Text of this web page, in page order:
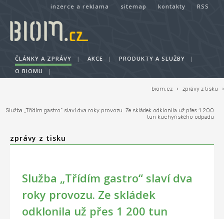
inzerce a reklama sitemap kontakty RSS
ČLÁNKY A ZPRÁVY | AKCE | PRODUKTY A SLUŽBY
|
O BIOMU
|
biom.cz › zprávy z tisku ›
Služba „Třídím gastro“ slaví dva roky provozu. Ze skládek odklonila už přes 1 200
tun kuchyňského odpadu
zprávy z tisku
Služba „Třídím gastro“ slaví dva
roky provozu. Ze skládek
odklonila už přes 1 200 tun